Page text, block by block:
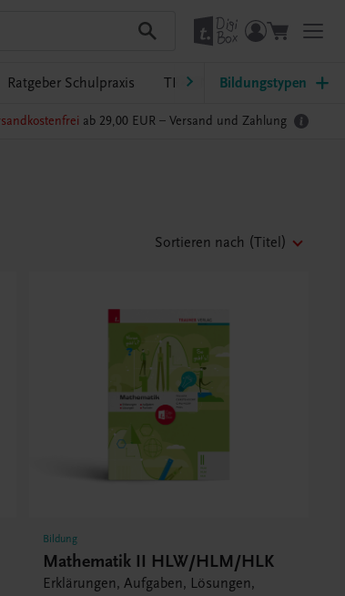
Ratgeber Schulpraxis TRAUNER-DigiBox
Bildungstypen
ab 29,00 EUR – Versand und Zahlung
Sortieren nach (Titel)
Bildung
Mathematik II HLW/HLM/HLK
Erklärungen, Aufgaben, Lösungen,